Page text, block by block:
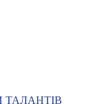
ТАЛАНТІВ